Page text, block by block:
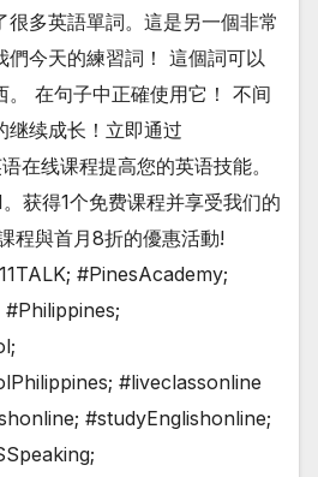
很多英語單詞。這是另一個非常
們今天的練習詞！ 這個詞可以
。 在句子中正確使用它！ 不间
继续成长！立即通过
在线课程提高您的英语技能。
获得1个免费课程并享受我们的
程與首月8折的優惠活動!
#PinesAcademy;
#liveclassonline
#studyEnglishonline;